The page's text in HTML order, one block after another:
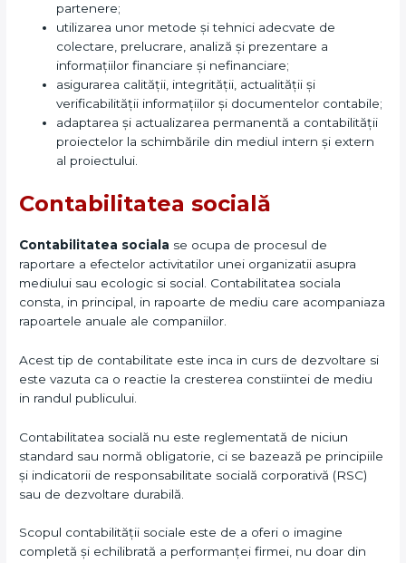
partenere;
utilizarea unor metode și tehnici adecvate de
colectare, prelucrare, analiză și prezentare a
informațiilor financiare și nefinanciare;
asigurarea calității, integrității, actualității și
verificabilității informațiilor și documentelor contabile;
adaptarea și actualizarea permanentă a contabilității
proiectelor la schimbările din mediul intern și extern
al proiectului.
Contabilitatea socială
Contabilitatea sociala se ocupa de procesul de
raportare a efectelor activitatilor unei organizatii asupra
mediului sau ecologic si social. Contabilitatea sociala
consta, in principal, in rapoarte de mediu care acompaniaza
rapoartele anuale ale companiilor.
Acest tip de contabilitate este inca in curs de dezvoltare si
este vazuta ca o reactie la cresterea constiintei de mediu
in randul publicului.
Contabilitatea socială nu este reglementată de niciun
standard sau normă obligatorie, ci se bazează pe principiile
și indicatorii de responsabilitate socială corporativă (RSC)
sau de dezvoltare durabilă.
Scopul contabilității sociale este de a oferi o imagine
completă și echilibrată a performanței firmei, nu doar din